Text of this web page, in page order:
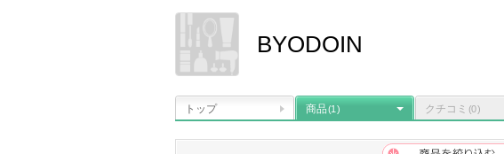
BYODOIN
トップ 商品(1) クチコミ (0)